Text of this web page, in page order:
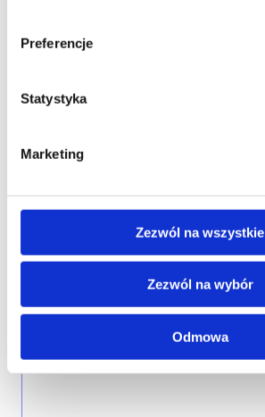
Preferencje
Statystyka
Marketing
Zezwól na wszystkie
Zezwól na wybór
Odmowa
WOJEWÓDZTWO*
FIRMA
TREŚĆ WIADOMOŚCI*